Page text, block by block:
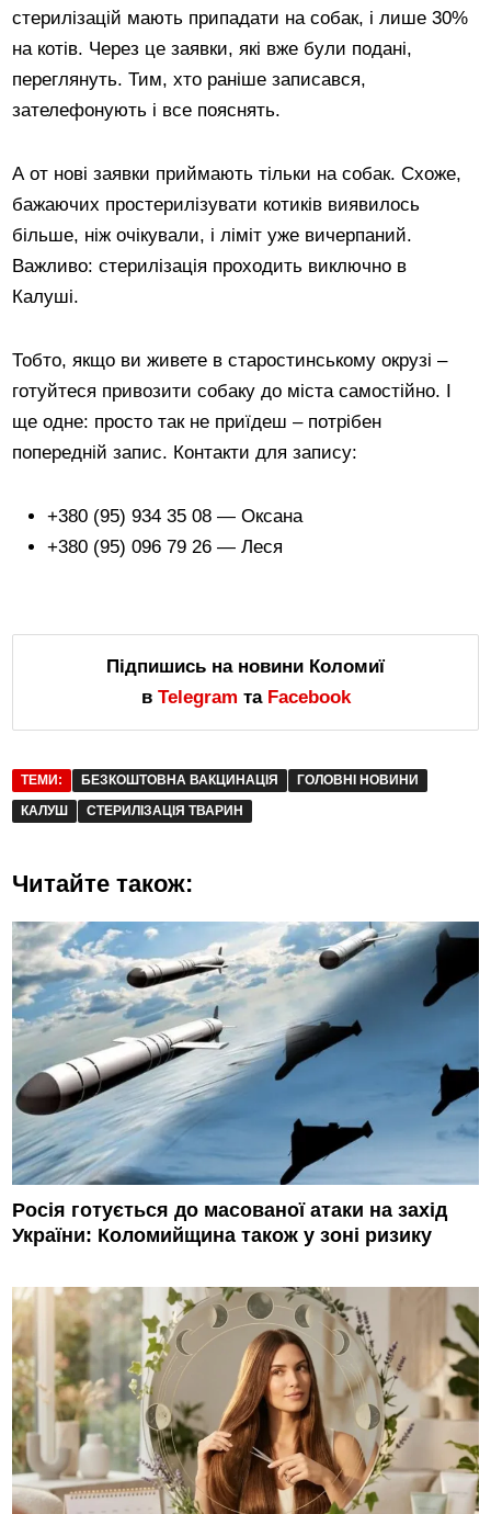
стерилізацій мають припадати на собак, і лише 30%
на котів. Через це заявки, які вже були подані,
переглянуть. Тим, хто раніше записався,
зателефонують і все пояснять.
А от нові заявки приймають тільки на собак. Схоже,
бажаючих простерилізувати котиків виявилось
більше, ніж очікували, і ліміт уже вичерпаний.
Важливо: стерилізація проходить виключно в
Калуші.
Тобто, якщо ви живете в старостинському окрузі –
готуйтеся привозити собаку до міста самостійно. І
ще одне: просто так не приїдеш – потрібен
попередній запис. Контакти для запису:
+380 (95) 934 35 08 — Оксана
+380 (95) 096 79 26 — Леся
Підпишись на новини Коломиї
в Telegram та Facebook
ТЕМИ: БЕЗКОШТОВНА ВАКЦИНАЦІЯ
ГОЛОВНІ НОВИНИ
КАЛУШ
СТЕРИЛІЗАЦІЯ ТВАРИН
Читайте також:
Росія готується до масованої атаки на захід
України: Коломийщина також у зоні ризику